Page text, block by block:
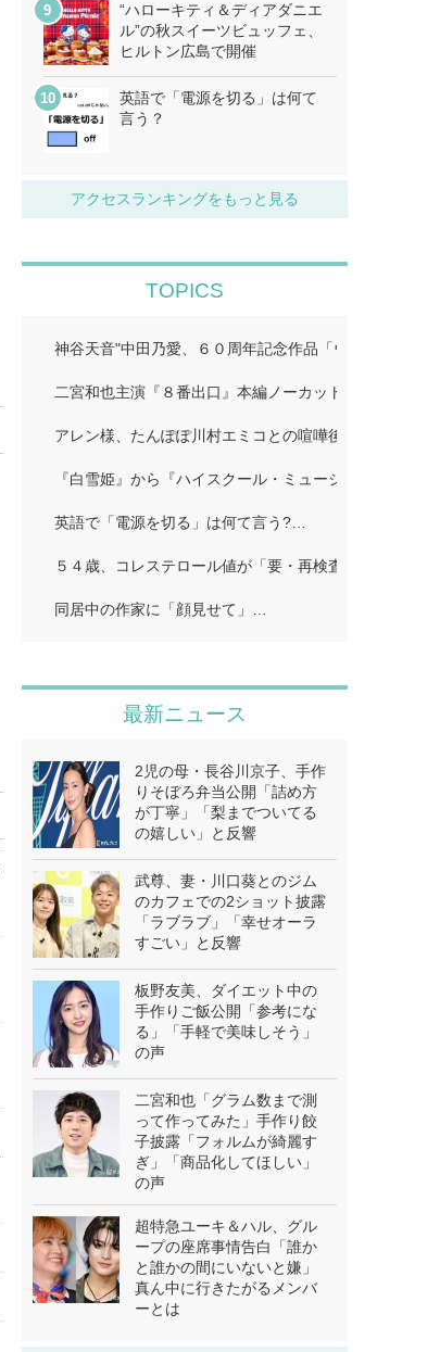
“ハローキティ＆ディアダニエ
ル”の秋スイーツビュッフェ、
ヒルトン広島で開催
英語で「電源を切る」は何て
言う？
アクセスランキングをもっと見る
TOPICS
神谷天音"中田乃愛、６０周年記念作品「ウルトラマン
二宮和也主演『８番出口』本編ノーカット地上波初放
アレン様、たんぽぽ川村エミコとの喧嘩後に「初めて
『白雪姫』から『ハイスクール・ミュージカル/ザ・ム
英語で「電源を切る」は何て言う?…
５４歳、コレステロール値が「要・再検査」…
同居中の作家に「顔見せて」…
最新ニュース
2児の母・長谷川京子、手作
りそぼろ弁当公開「詰め方
が丁寧」「梨までついてる
の嬉しい」と反響
武尊、妻・川口葵とのジム
のカフェでの2ショット披露
「ラブラブ」「幸せオーラ
すごい」と反響
板野友美、ダイエット中の
手作りご飯公開「参考にな
る」「手軽で美味しそう」
の声
二宮和也「グラム数まで測
って作ってみた」手作り餃
子披露「フォルムが綺麗す
ぎ」「商品化してほしい」
の声
超特急ユーキ＆ハル、グル
ープの座席事情告白「誰か
と誰かの間にいないと嫌」
真ん中に行きたがるメンバ
ーとは